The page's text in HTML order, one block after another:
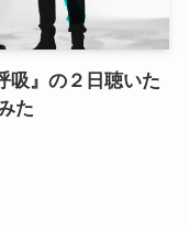
吸』の２日聴いた
た